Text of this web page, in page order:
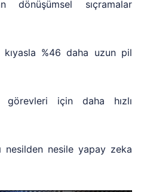
dönüşümsel sıçramalar
kıyasla %46 daha uzun pil
görevleri için daha hızlı
nesilden nesile yapay zeka